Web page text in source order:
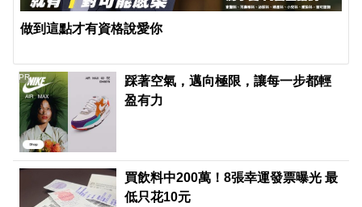
做到這點才有資格說愛你
踩著空氣，邁向極限，讓每一步都輕
盈有力
PR
買飲料中200萬！8張幸運發票曝光 最
低只花10元